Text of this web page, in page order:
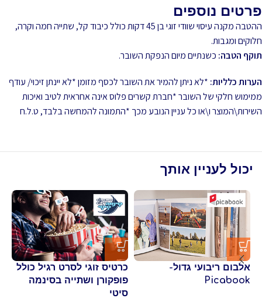
פרטים נוספים
ההטבה מקנה עיסוי שוודי זוגי בן 45 דקות כולל כיבוד קל, שתייה חמה וקרה,
חלוקים ומגבות.
תוקף הטבה: כשנתיים מיום הנפקת השובר.
הערות כלליות: *לא ניתן להמיר את השובר לכסף מזומן *לא יינתן זיכוי/ עודף
ממימוש חלקי של השובר *חברת קשרים פלוס אינה אחראית לטיב ואיכות
השירות\המוצר ו\או כל עניין הנובע מכך *התמונה להמחשה בלבד, ט.ל.ח
יכול לעניין אותך
אלבום ריבועי גדול-
Picabook
כרטיס זוגי לסרט רגיל כולל
פופקורן ושתייה בסינמה
סיטי